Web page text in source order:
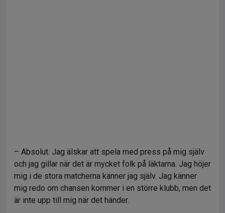
– Absolut. Jag älskar att spela med press på mig själv
och jag gillar när det är mycket folk på läktarna. Jag höjer
mig i de stora matcherna känner jag själv. Jag känner
mig redo om chansen kommer i en större klubb, men det
är inte upp till mig när det händer.